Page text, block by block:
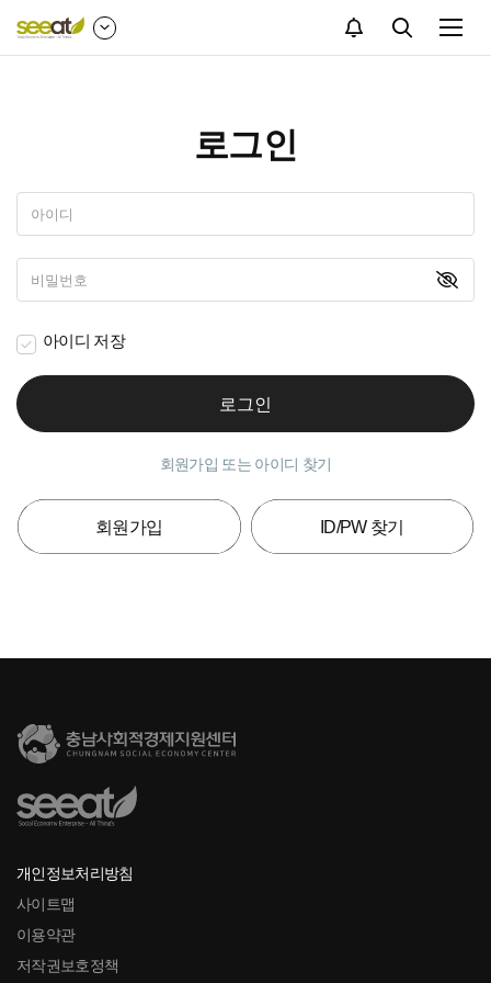
검색
로그인
아이디 저장
로그인
회원가입 또는 아이디 찾기
회원가입 ID/PW 찾기
개인정보처리방침
사이트맵
이용약관
저작권보호정책